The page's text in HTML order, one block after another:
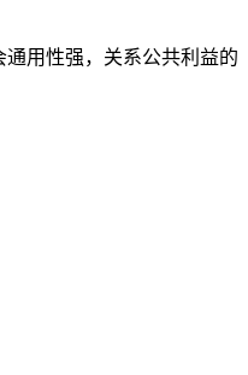
用性强，关系公共利益的